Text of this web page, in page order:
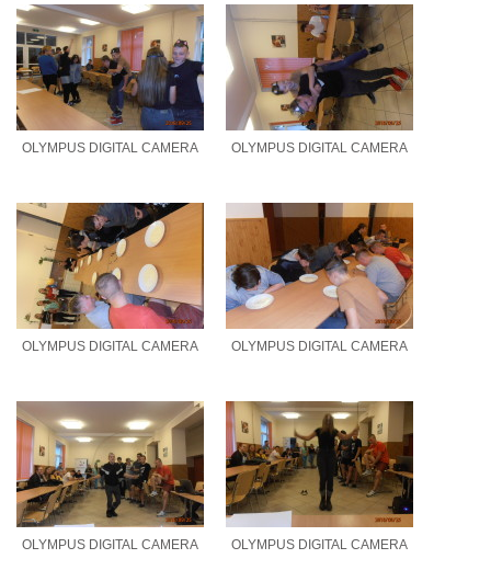
OLYMPUS DIGITAL CAMERA OLYMPUS DIGITAL CAMERA
OLYMPUS DIGITAL CAMERA OLYMPUS DIGITAL CAMERA
OLYMPUS DIGITAL CAMERA OLYMPUS DIGITAL CAMERA